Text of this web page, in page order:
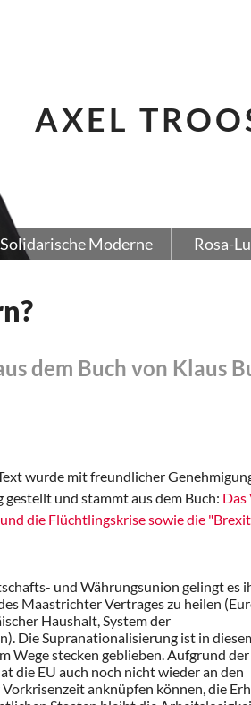
AXEL
Moderne Rosa-
dem Buch von Klaus
wurde mit freundlicher
und stammt aus dem Buch: Das
die Flüchtlingskrise sowie die
und Währungsunion gelingt es
Maastrichter Vertrages zu heilen
Haushalt, System der
Die Supranationalisierung ist in
Wege stecken geblieben. Aufgrund
die EU auch noch nicht wieder an den
anknüpfen können, die